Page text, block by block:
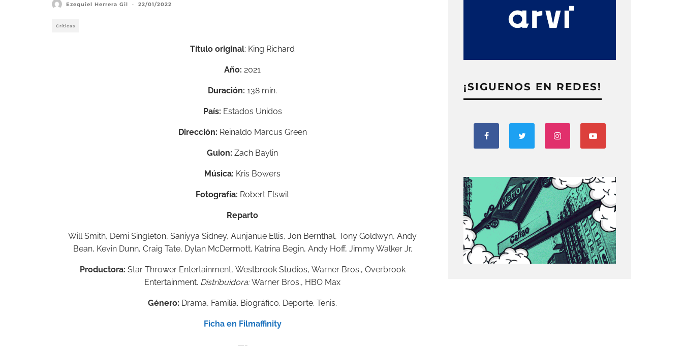
Ezequiel Herrera Gil · 22/01/2022
Críticas
Título original: King Richard
Año: 2021
Duración: 138 min.
País: Estados Unidos
Dirección: Reinaldo Marcus Green
Guion: Zach Baylin
Música: Kris Bowers
Fotografía: Robert Elswit
Reparto
Will Smith, Demi Singleton, Saniyya Sidney, Aunjanue Ellis, Jon Bernthal, Tony Goldwyn, Andy
Bean, Kevin Dunn, Craig Tate, Dylan McDermott, Katrina Begin, Andy Hoff, Jimmy Walker Jr.
Productora: Star Thrower Entertainment, Westbrook Studios, Warner Bros., Overbrook
Entertainment. Distribuidora: Warner Bros., HBO Max
Género: Drama, Familia. Biográfico. Deporte. Tenis.
Ficha en Filmaffinity
—-
¡SIGUENOS EN REDES!